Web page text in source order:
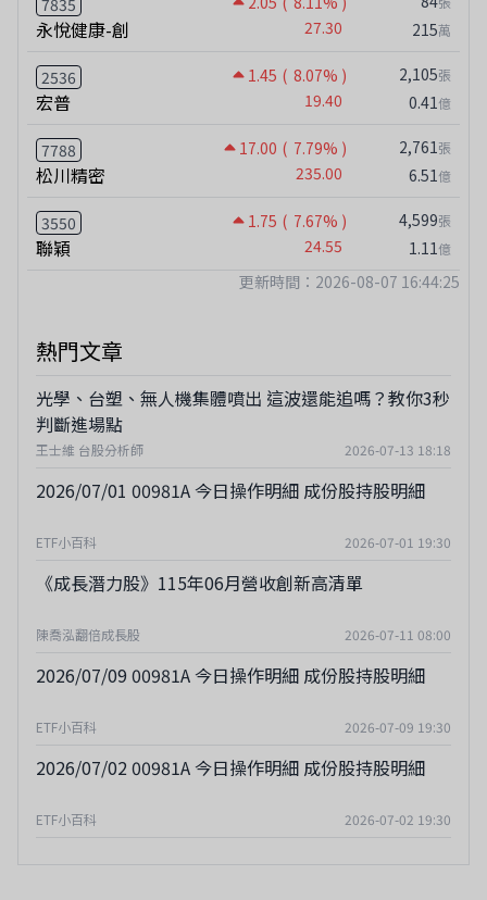
永悅健康-創 27.30 215萬
2536 1.45 ( 8.07% )
宏普 19.40
2,105張
0.41億
7788 17.00 ( 7.79% )
松川精密 235.00
2,761 張
6.51億
3550 1.75 ( 7.67% )
聯穎 24.55
4,599張
1.11億
更新時間：2026-08-07 16:44:25
熱門文章
光學、台塑、無人機集體噴出 這波還能追嗎？教你3秒
判斷進場點
王士維 台股分析師 2026-07-13 18:18
2026/07/01 00981A 今日操作明細 成份股持股明細
ETF小百科 2026-07-01 19:30
《成長潛力股》115年06月營收創新高清單
陳喬泓翻倍成長股 2026-07-11 08:00
2026/07/09 00981A 今日操作明細 成份股持股明細
ETF小百科 2026-07-09 19:30
2026/07/02 00981A 今日操作明細 成份股持股明細
ETF小百科 2026-07-02 19:30